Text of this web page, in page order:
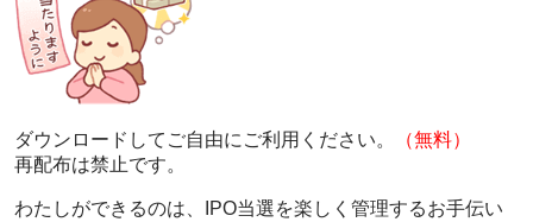
ダウンロードしてご自由にご利用ください。
（無料）
再配布は禁止です。
わたしができるのは、IPO当選を楽しく管理するお手伝い